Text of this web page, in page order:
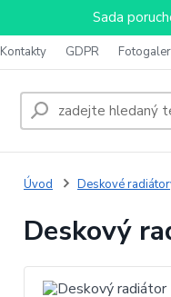
Sada
Kontakty GDPR
Úvod Deskové
Deskový